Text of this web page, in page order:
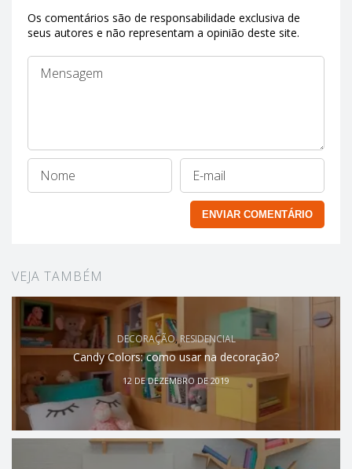
Os comentários são de responsabilidade exclusiva de
seus autores e não representam a opinião deste site.
VEJA TAMBÉM
DECORAÇÃO, RESIDENCIAL
Candy Colors: como usar na decoração?
12 DE DEZEMBRO DE 2019